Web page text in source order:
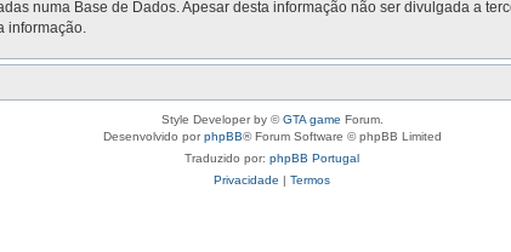
numa Base de Dados. Apesar desta informação não ser divulgada a
informação.
Style Developer by ©GTA game Forum.
Desenvolvido porphpBB® Forum Software © phpBB Limited
Traduzido por: phpBB Portugal
Privacidade | Termos